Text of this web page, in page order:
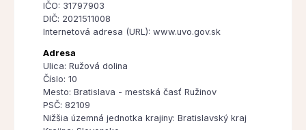
IČO: 31797903
DIČ: 2021511008
Internetová adresa (URL): www.uvo.gov.sk
Adresa
Ulica: Ružová dolina
Číslo: 10
Mesto: Bratislava - mestská časť Ružinov
PSČ: 82109
Nižšia územná jednotka krajiny: Bratislavský kraj